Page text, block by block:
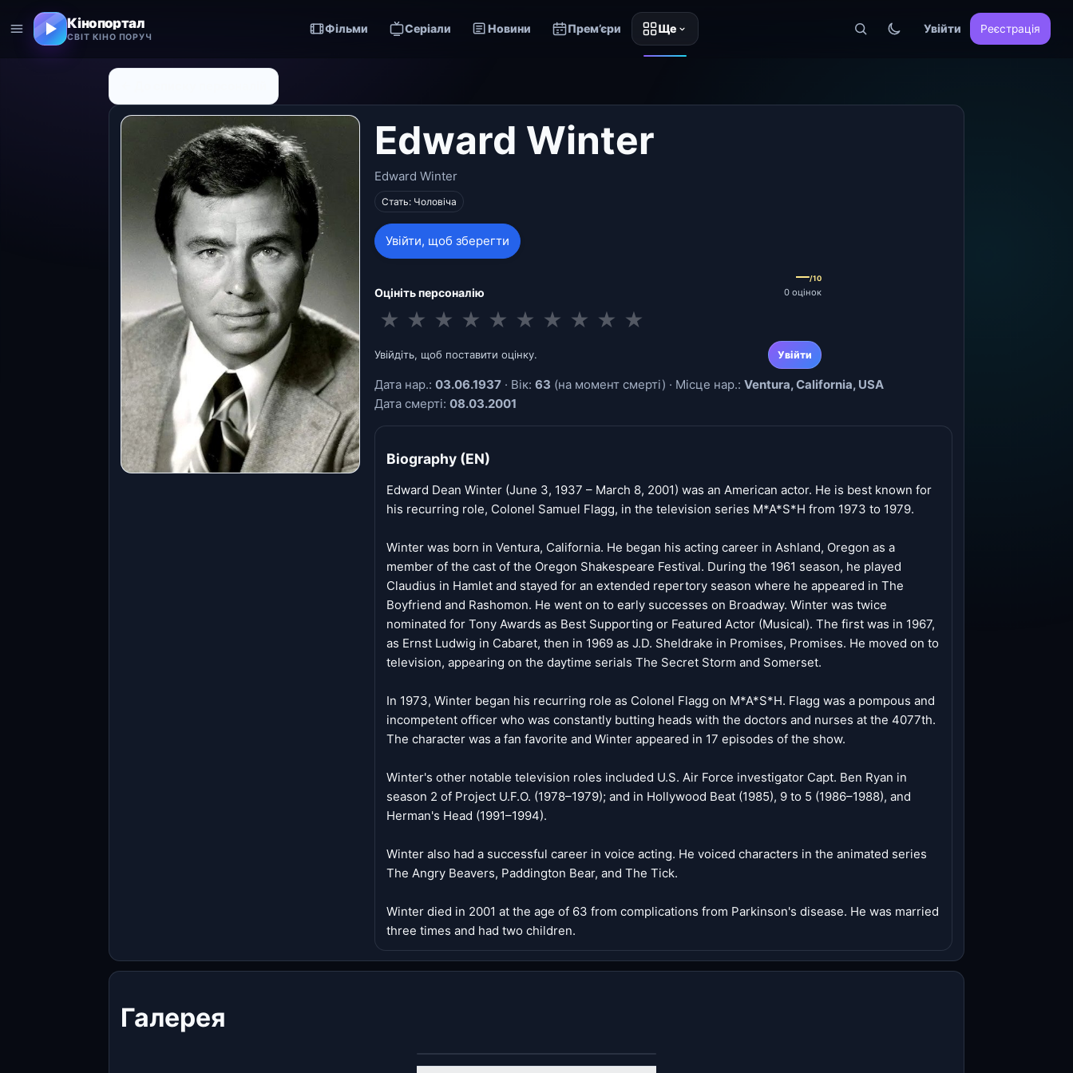
Кінопортал
СВІТ КІНО ПОРУЧ
Фільми Серіали Новини Прем’єри Ще Увійти Реєстрація
Edward Winter
Edward Winter
Стать: Чоловіча
Увійти, щоб зберегти
Оцініть персоналію
—/10
0 оцінок
★ ★ ★ ★ ★ ★ ★ ★ ★ ★
Увійдіть, щоб поставити оцінку. Увійти
Дата нар.: 03.06.1937 · Вік: 63 (на момент смерті) · Місце нар.: Ventura, California, USA
Дата смерті: 08.03.2001
Biography (EN)
Edward Dean Winter (June 3, 1937 – March 8, 2001) was an American actor. He is best known for
his recurring role, Colonel Samuel Flagg, in the television series M*A*S*H from 1973 to 1979.
Winter was born in Ventura, California. He began his acting career in Ashland, Oregon as a
member of the cast of the Oregon Shakespeare Festival. During the 1961 season, he played
Claudius in Hamlet and stayed for an extended repertory season where he appeared in The
Boyfriend and Rashomon. He went on to early successes on Broadway. Winter was twice
nominated for Tony Awards as Best Supporting or Featured Actor (Musical). The first was in 1967,
as Ernst Ludwig in Cabaret, then in 1969 as J.D. Sheldrake in Promises, Promises. He moved on to
television, appearing on the daytime serials The Secret Storm and Somerset.
In 1973, Winter began his recurring role as Colonel Flagg on M*A*S*H. Flagg was a pompous and
incompetent officer who was constantly butting heads with the doctors and nurses at the 4077th.
The character was a fan favorite and Winter appeared in 17 episodes of the show.
Winter's other notable television roles included U.S. Air Force investigator Capt. Ben Ryan in
season 2 of Project U.F.O. (1978–1979); and in Hollywood Beat (1985), 9 to 5 (1986–1988), and
Herman's Head (1991–1994).
Winter also had a successful career in voice acting. He voiced characters in the animated series
The Angry Beavers, Paddington Bear, and The Tick.
Winter died in 2001 at the age of 63 from complications from Parkinson's disease. He was married
three times and had two children.
Галерея